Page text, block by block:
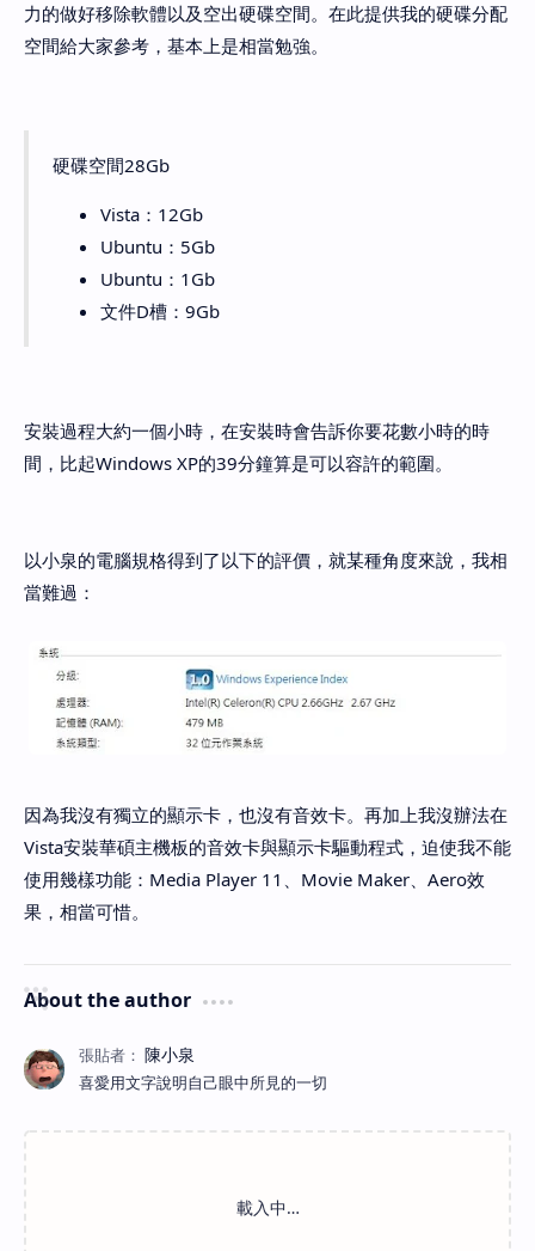
力的做好移除軟體以及空出硬碟空間。在此提供我的硬碟分配
空間給大家參考，基本上是相當勉強。
硬碟空間28Gb
Vista：12Gb
Ubuntu：5Gb
Ubuntu：1Gb
文件D槽：9Gb
安裝過程大約一個小時，在安裝時會告訴你要花數小時的時
間，比起Windows XP的39分鐘算是可以容許的範圍。
以小泉的電腦規格得到了以下的評價，就某種角度來說，我相
當難過：
因為我沒有獨立的顯示卡，也沒有音效卡。再加上我沒辦法在
Vista安裝華碩主機板的音效卡與顯示卡驅動程式，迫使我不能
使用幾樣功能：Media Player 11、Movie Maker、Aero效
果，相當可惜。
About the author
喜愛用文字說明自己眼中所見的一切